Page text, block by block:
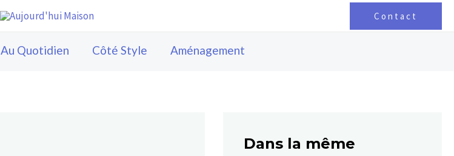
Contact
Au Quotidien Côté Style Aménagement
Dans la même